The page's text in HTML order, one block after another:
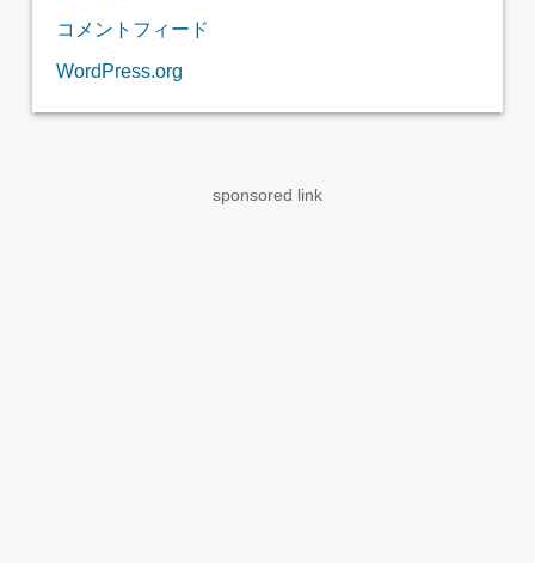
コメントフィード
WordPress.org
sponsored link